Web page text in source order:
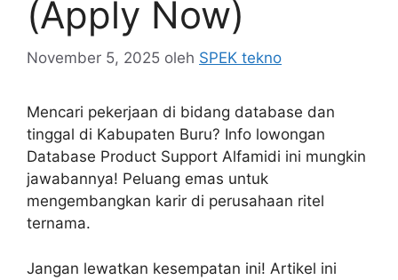
(Apply Now)
November 5, 2025 oleh SPEK tekno
Mencari pekerjaan di bidang database dan
tinggal di Kabupaten Buru? Info lowongan
Database Product Support Alfamidi ini mungkin
jawabannya! Peluang emas untuk
mengembangkan karir di perusahaan ritel
ternama.
Jangan lewatkan kesempatan ini! Artikel ini